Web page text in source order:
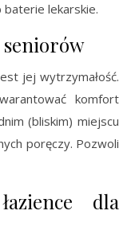
lekarskie.
seniorów
jej wytrzymałość.
komfort
(bliskim) miejscu
poręczy. Pozwoli
dla